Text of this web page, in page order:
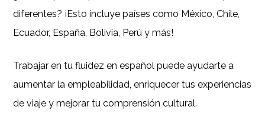
diferentes? ¡Esto incluye países como México, Chile,
Ecuador, España, Bolivia, Perú y más!
Trabajar en tu fluidez en español puede ayudarte a
aumentar la empleabilidad, enriquecer tus experiencias
de viaje y mejorar tu comprensión cultural.